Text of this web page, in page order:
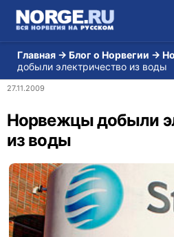
Главная → Блог о Норвегии →
добыли электричество из воды
27.11.2009
Норвежцы добыли
из воды